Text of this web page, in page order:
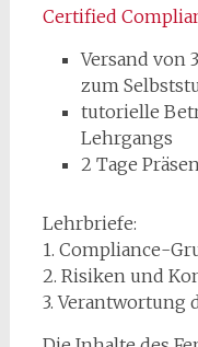
Certified
Versand von
zum
tutorielle
Lehrgangs
2 Tage
Lehrbriefe:
1. Compliance-
2. Risiken und
3. Verantwortung